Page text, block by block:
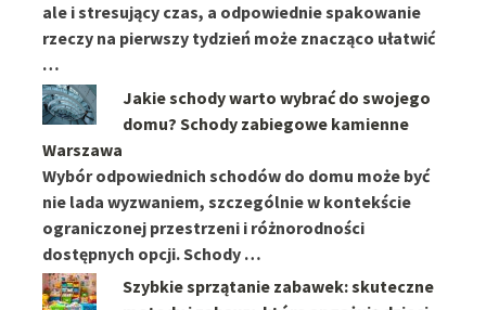
ale i stresujący czas, a odpowiednie spakowanie
rzeczy na pierwszy tydzień może znacząco ułatwić
…
Jakie schody warto wybrać do swojego
domu? Schody zabiegowe kamienne
Warszawa
Wybór odpowiednich schodów do domu może być
nie lada wyzwaniem, szczególnie w kontekście
ograniczonej przestrzeni i różnorodności
dostępnych opcji. Schody …
Szybkie sprzątanie zabawek: skuteczne